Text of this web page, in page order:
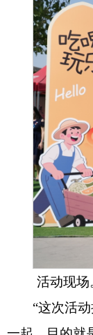
活动现
“这次活